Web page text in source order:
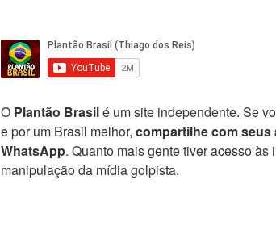
O Plantão Brasilé um site independente. Se
e por um Brasil melhor, compartilhe com seus
WhatsApp. Quanto mais gente tiver acesso
manipulação da mídia golpista.